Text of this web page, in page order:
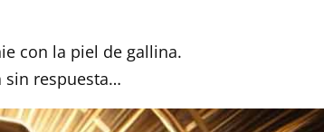
con la piel de gallina.
sin respuesta…